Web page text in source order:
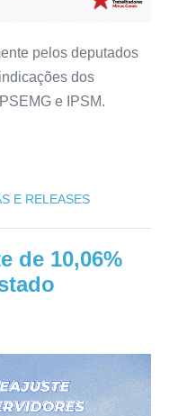
pelos deputados
dos
e IPSM.
E RELEASES
de 10,06%